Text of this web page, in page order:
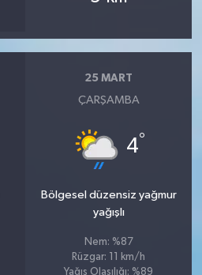
25 MART
ÇARŞAMBA
4°
Bölgesel düzensiz yağmur
yağışlı
Nem: %87
Rüzgar: 11 km/h
Yağış Olasılığı: %89